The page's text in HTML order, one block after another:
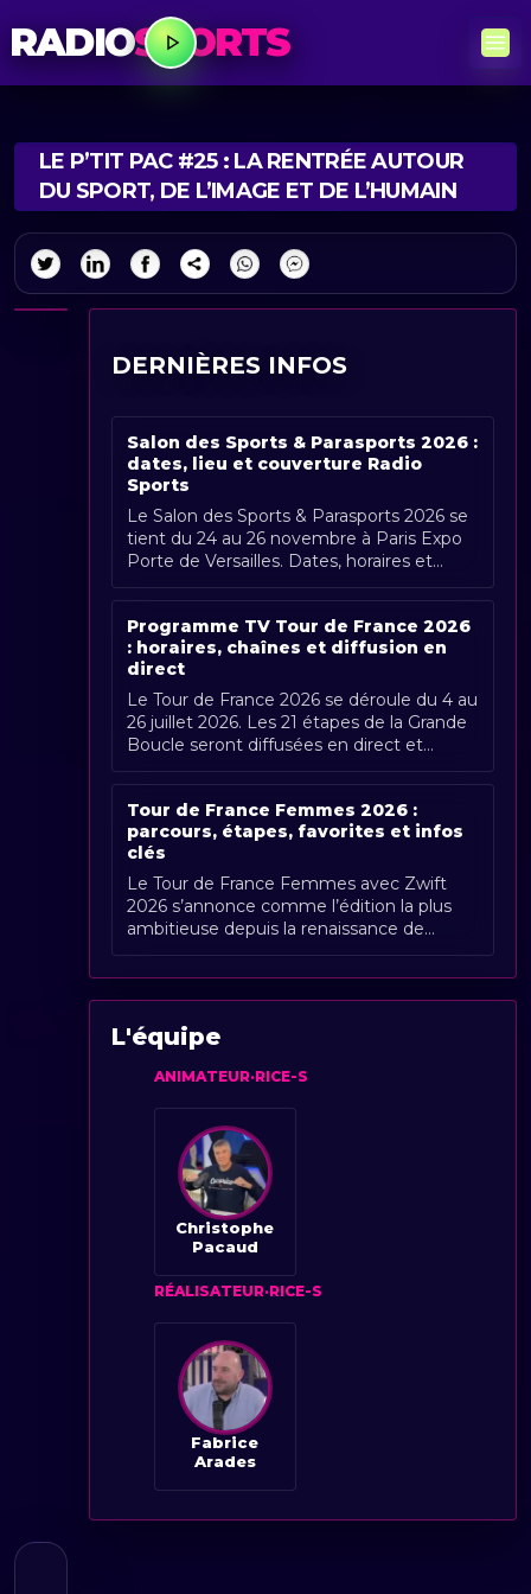
RADIOSPORTS
LE P’TIT PAC #25 : LA RENTRÉE AUTOUR
DU SPORT, DE L’IMAGE ET DE L’HUMAIN
DERNIÈRES INFOS
Salon des Sports & Parasports 2026 :
dates, lieu et couverture Radio
Sports
Le Salon des Sports & Parasports 2026 se
tient du 24 au 26 novembre à Paris Expo
Porte de Versailles. Dates, horaires et
couverture Radio Sports.
Programme TV Tour de France 2026
: horaires, chaînes et diffusion en
direct
Le Tour de France 2026 se déroule du 4 au
26 juillet 2026. Les 21 étapes de la Grande
Boucle seront diffusées en direct et
gratuitement en France par France [...]
Tour de France Femmes 2026 :
parcours, étapes, favorites et infos
clés
Le Tour de France Femmes avec Zwift
2026 s’annonce comme l’édition la plus
ambitieuse depuis la renaissance de
l’épreuve. Organisée du 1er au 9 août
2026, [...]
L'équipe
ANIMATEUR·RICE-S
Christophe
Pacaud
RÉALISATEUR·RICE-S
Fabrice
Arades